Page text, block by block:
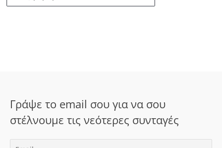
ν
σΓράψε το email σου για να σου
στέλνουμε τις νεότερες συνταγές